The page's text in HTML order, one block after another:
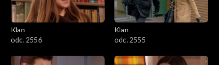
Klan
odc. 2556
Klan
odc. 2555